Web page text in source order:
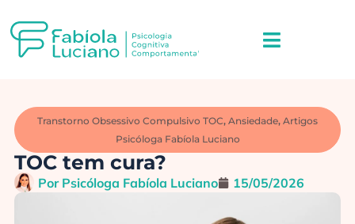
Transtorno Obsessivo Compulsivo TOC, Ansiedade, Artigos
Psicóloga Fabíola Luciano
TOC tem cura?
PorPsicóloga Fabíola Luciano 15/05/2026